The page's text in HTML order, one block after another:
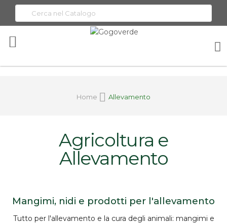
Home Allevamento
Agricoltura e
Allevamento
Mangimi, nidi e prodotti per l'allevamento
Tutto per l'allevamento e la cura degli animali: mangimi e